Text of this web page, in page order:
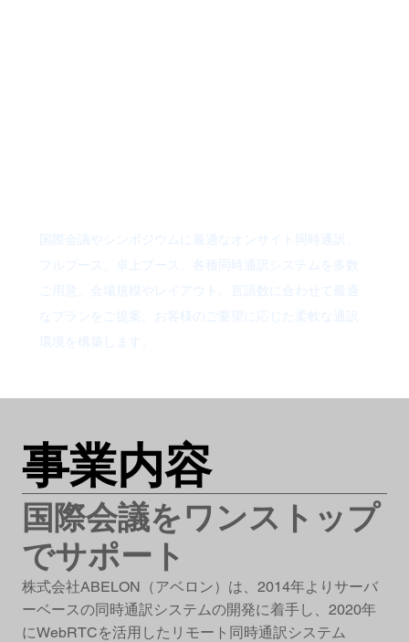
事業内容
国際会議をワンストップ
でサポート
株式会社ABELON（アベロン）は、2014年よりサーバ
ーベースの同時通訳システムの開発に着手し、2020年
にWebRTCを活用したリモート同時通訳システム
国際会議やシンポジウムに最適なオンサイト同時通訳。
フルブース、卓上ブース、各種同時通訳システムを多数
ご用意。会場規模やレイアウト、言語数に合わせて最適
なプランをご提案。お客様のご要望に応じた柔軟な通訳
環境を構築します。